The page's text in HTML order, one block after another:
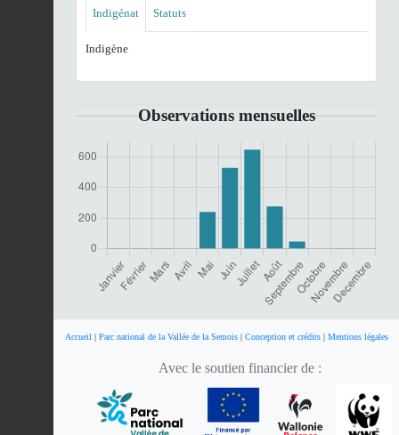
Indigénat Statuts
Indigène
Observations mensuelles
Accueil| Parc national de la Vallée de la Semois| Conception et crédits| Mentions légales
Avec le soutien financier de :